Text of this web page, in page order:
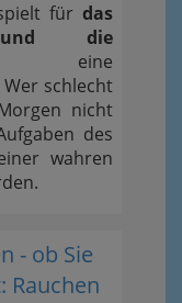
für das
und die
eine
schlecht
nicht
des
wahren
- ob Sie
Rauchen